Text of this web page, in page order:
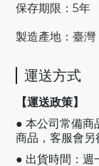
保存期限：5年
製造產地：臺灣
運送方式
【運送政策】
● 本公司常備商
商品，客服會另
● 出貨時間：週